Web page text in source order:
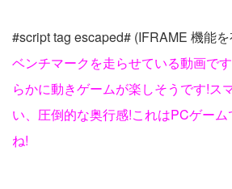
#script tag escaped# (IFRAME 機能
ベンチマークを走らせている動画で
らかに動きゲームが楽しそうです!ス
い、圧倒的な奥行感!これはPCゲー
ね!